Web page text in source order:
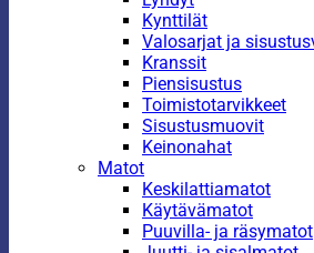
Kynttilät
Valosarjat ja
Kranssit
Piensisustus
Toimistotarvikkeet
Sisustusmuovit
Keinonahat
Matot
Keskilattiamatot
Käytävämatot
Puuvilla- ja räsymatot